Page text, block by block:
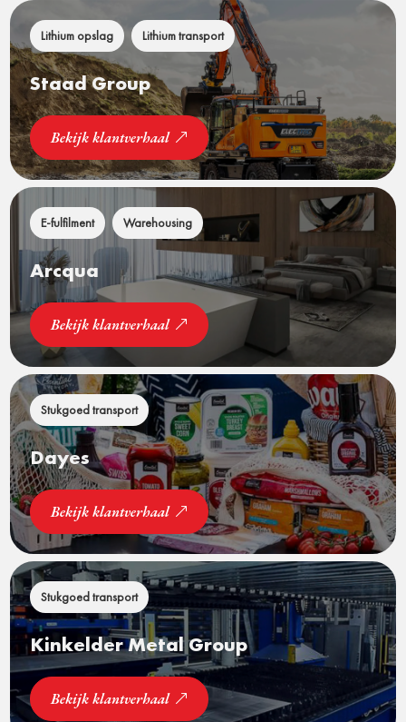
Lithium opslag Lithium transport
Staad Group
Bekijk klantverhaal
E-fulfilment Warehousing
Arcqua
Bekijk klantverhaal
Stukgoed transport
Dayes
Bekijk klantverhaal
Stukgoed transport
Kinkelder Metal Group
Bekijk klantverhaal